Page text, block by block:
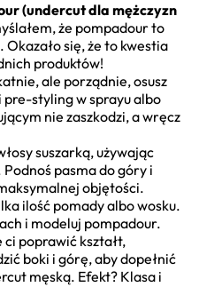
(undercut dla mężczyzn
że pompadour to
się, że to kwestia
produktów!
ale porządnie, osusz
styling w sprayu albo
nie zaszkodzi, a wręcz
suszarką, używając
pasma do góry i
objętości.
ilość pomady albo wosku.
i modeluj pompadour.
poprawić kształt,
boki i górę, aby dopełnić
męską. Efekt? Klasa i